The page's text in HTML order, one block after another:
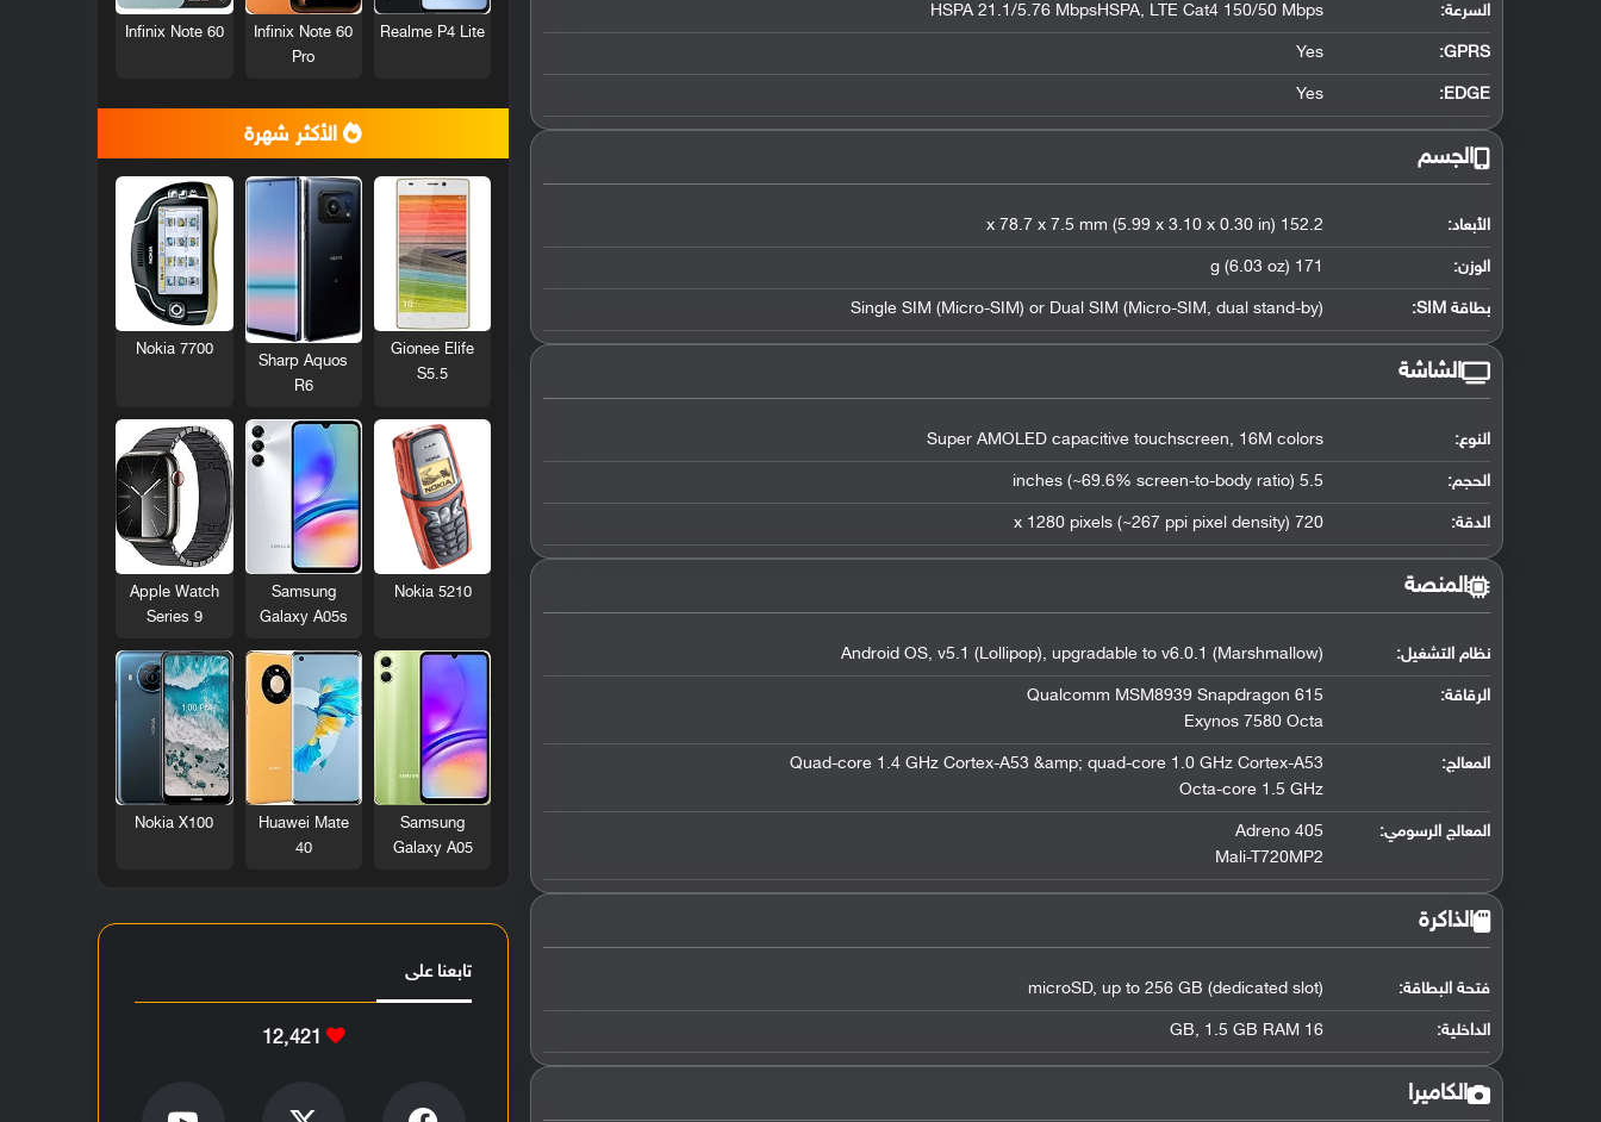
السرعة: HSPA 21.1/5.76 MbpsHSPA, LTE Cat4 150/50 Mbps
GPRS:
Yes
EDGE:
Yes
الجسم
الأبعاد: 152.2 x 78.7 x 7.5 mm (5.99 x 3.10 x 0.30 in)
الوزن: 171 g (6.03 oz)
بطاقة SIM: Single SIM (Micro-SIM) or Dual SIM (Micro-SIM, dual stand-by)
الشاشة
النوع: Super AMOLED capacitive touchscreen, 16M colors
الحجم: 5.5 inches (~69.6% screen-to-body ratio)
الدقة: 720 x 1280 pixels (~267 ppi pixel density)
المنصة
نظام التشغيل:
Android OS, v5.1 (Lollipop), upgradable to v6.0.1 (Marshmallow)
الرقاقة:
Qualcomm MSM8939 Snapdragon 615
Exynos 7580 Octa
المعالج:
Quad-core 1.4 GHz Cortex-A53 &amp; quad-core 1.0 GHz Cortex-A53
Octa-core 1.5 GHz
المعالج الرسومي:
Adreno 405
Mali-T720MP2
الذاكرة
فتحة البطاقة: microSD, up to 256 GB (dedicated slot)
الداخلية: 16 GB, 1.5 GB RAM
الكاميرا
Realme P4 Lite
Infinix Note 60
Pro
Infinix Note 60
الأكثر شهرة
Gionee Elife
S5.5
Sharp Aquos
R6
Nokia 7700
Nokia 5210
Samsung
Galaxy A05s
Apple Watch
Series 9
Samsung
Galaxy A05
Huawei Mate
40
Nokia X100
تابعنا على
12٬421